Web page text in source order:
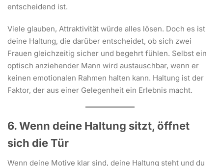
entscheidend ist.
Viele glauben, Attraktivität würde alles lösen. Doch es ist
deine Haltung, die darüber entscheidet, ob sich zwei
Frauen gleichzeitig sicher und begehrt fühlen. Selbst ein
optisch anziehender Mann wird austauschbar, wenn er
keinen emotionalen Rahmen halten kann. Haltung ist der
Faktor, der aus einer Gelegenheit ein Erlebnis macht.
6. Wenn deine Haltung sitzt, öffnet
sich die Tür
Wenn deine Motive klar sind, deine Haltung steht und du